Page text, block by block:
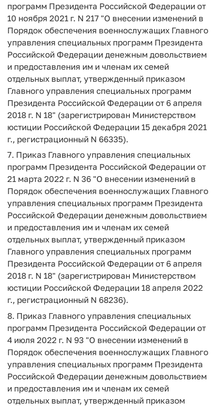
программ Президента Российской Федерации от
10 ноября 2021 г. N 217 "О внесении изменений в
Порядок обеспечения военнослужащих Главного
управления специальных программ Президента
Российской Федерации денежным довольствием
и предоставления им и членам их семей
отдельных выплат, утвержденный приказом
Главного управления специальных программ
Президента Российской Федерации от 6 апреля
2018 г. N 18" (зарегистрирован Министерством
юстиции Российской Федерации 15 декабря 2021
г., регистрационный N 66335).
7. Приказ Главного управления специальных
программ Президента Российской Федерации от
21 марта 2022 г. N 36 "О внесении изменений в
Порядок обеспечения военнослужащих Главного
управления специальных программ Президента
Российской Федерации денежным довольствием
и предоставления им и членам их семей
отдельных выплат, утвержденный приказом
Главного управления специальных программ
Президента Российской Федерации от 6 апреля
2018 г. N 18" (зарегистрирован Министерством
юстиции Российской Федерации 18 апреля 2022
г., регистрационный N 68236).
8. Приказ Главного управления специальных
программ Президента Российской Федерации от
4 июля 2022 г. N 93 "О внесении изменений в
Порядок обеспечения военнослужащих Главного
управления специальных программ Президента
Российской Федерации денежным довольствием
и предоставления им и членам их семей
отдельных выплат, утвержденный приказом